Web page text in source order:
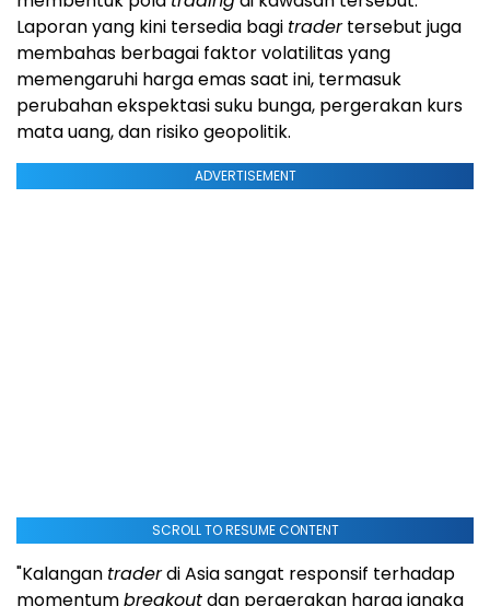
Laporan yang kini tersedia bagi tradertersebut juga
membahas berbagai faktor volatilitas yang
memengaruhi harga emas saat ini, termasuk
perubahan ekspektasi suku bunga, pergerakan kurs
mata uang, dan risiko geopolitik.
ADVERTISEMENT
SCROLL TO RESUME CONTENT
"Kalangan traderdi Asia sangat responsif terhadap
momentumbreakoutdan pergerakan harga jangka